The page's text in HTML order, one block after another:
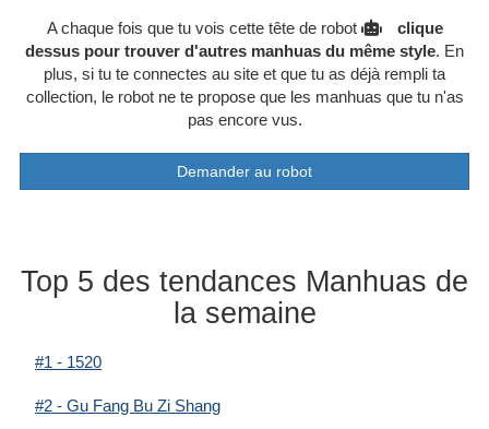
A chaque fois que tu vois cette tête de robot
clique
dessus pour trouver d'autres manhuas du même style. En
plus, si tu te connectes au site et que tu as déjà rempli ta
collection, le robot ne te propose que les manhuas que tu n'as
pas encore vus.
Demander au robot
Top 5 des tendances Manhuas de
la semaine
#1 - 1520
#2 - Gu Fang Bu Zi Shang